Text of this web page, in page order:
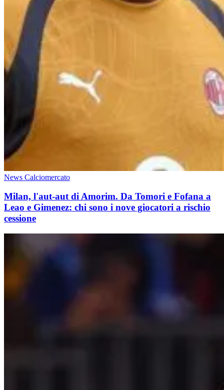
News Calciomercato
Milan, l'aut-aut di Amorim. Da Tomori e Fofana a
Leao e Gimenez: chi sono i nove giocatori a rischio
cessione